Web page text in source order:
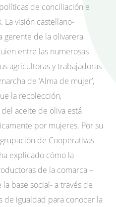
de conciliación e
visión castellano-
gerente de la olivarera
entre las numerosas
agricultoras y trabajadoras
de ‘Alma de mujer’,
la recolección,
aceite de oliva está
por mujeres. Por su
de Cooperativas
explicado cómo la
de la comarca –
base social- a través de
de igualdad para conocer la